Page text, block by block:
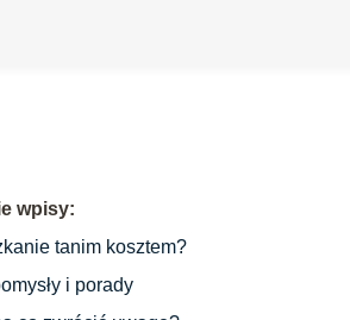
wpisy:
tanim kosztem?
i porady